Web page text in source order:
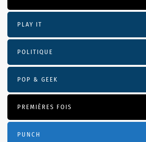
PLAY IT
POLITIQUE
POP & GEEK
PREMIÈRES FOIS
PUNCH